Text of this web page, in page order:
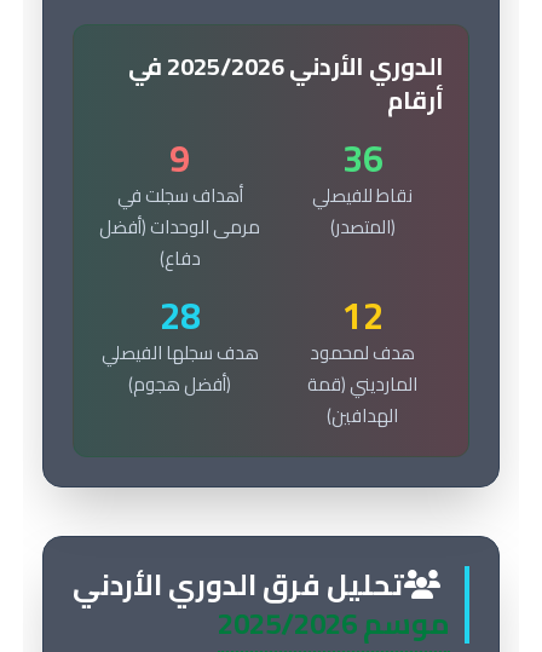
الدوري الأردني 2025/2026 في
أرقام
36
نقاط للفيصلي
(المتصدر)
9
أهداف سجلت في
مرمى الوحدات (أفضل
دفاع)
12
هدف لمحمود
المارديني (قمة
الهدافين)
28
هدف سجلها الفيصلي
(أفضل هجوم)
تحليل فرق الدوري الأردني
موسم 2025/2026